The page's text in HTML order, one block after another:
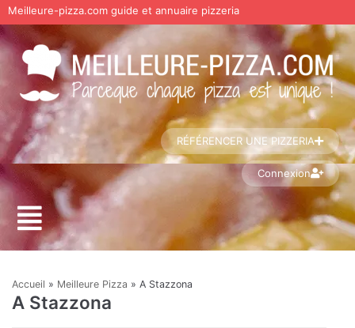
Aller
au
contenu
Meilleure-pizza.com guide et annuaire pizzeria
RÉFÉRENCER UNE PIZZERIA
Connexion
Accueil » Meilleure Pizza » A Stazzona
A Stazzona